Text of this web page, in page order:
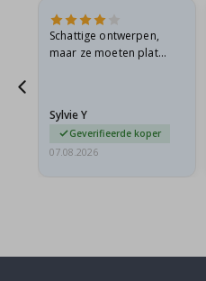
Schattige ontwerpen,
maar ze moeten plat
beetje…
Sylvie Y
Geverifieerde koper
07.08.2026